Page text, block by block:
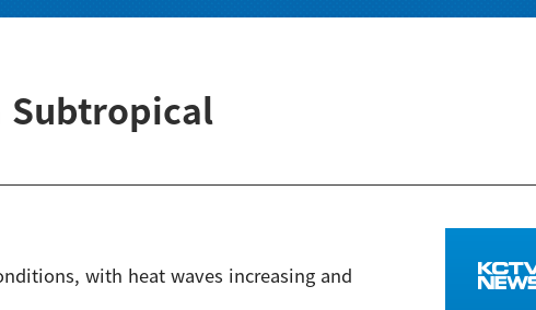
Subtropical
with heat waves increasing and